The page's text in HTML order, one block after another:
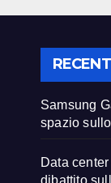
RECENT
Samsung
spazio
Data
dibattito